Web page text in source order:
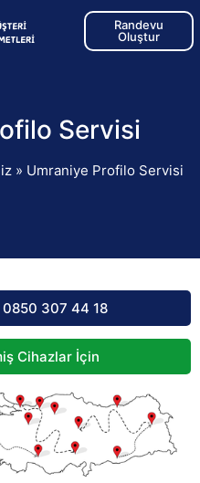
Randevu
Oluştur
Servisi
» Umraniye Profilo Servisi
307 44 18
Cihazlar İçin